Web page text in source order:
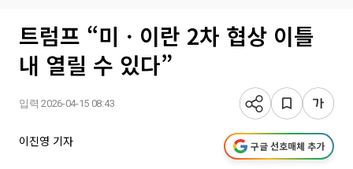
트럼프 “미ㆍ이란 2차 협상 이틀
내 열릴 수 있다”
입력 2026-04-15 08:43
이진영 기자 구글 선호매체 추가